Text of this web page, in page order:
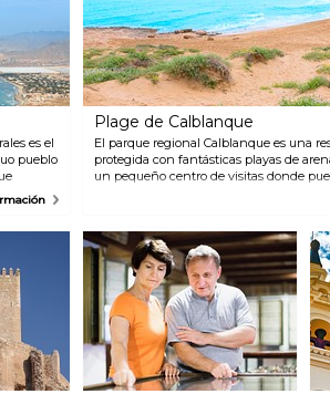
es el
pueblo
Plage de Calblanque
El parque regional Calblanque es una
protegida con fantásticas playas de
un pequeño centro de visitas donde
sobre flora y fauna o conseguir mapas